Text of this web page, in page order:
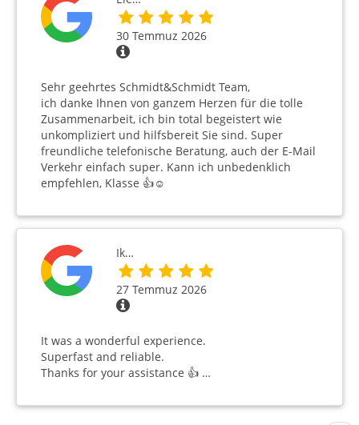
30 Temmuz 2026
Sehr geehrtes Schmidt&Schmidt Team,
ich danke Ihnen von ganzem Herzen für die tolle
Zusammenarbeit, ich bin total begeistert wie
unkompliziert und hilfsbereit Sie sind. Super
freundliche telefonische Beratung, auch der E-Mail
Verkehr einfach super. Kann ich unbedenklich
empfehlen, Klasse 👍☺️
Ik…
27 Temmuz 2026
It was a wonderful experience.
Superfast and reliable.
Thanks for your assistance 👍 …